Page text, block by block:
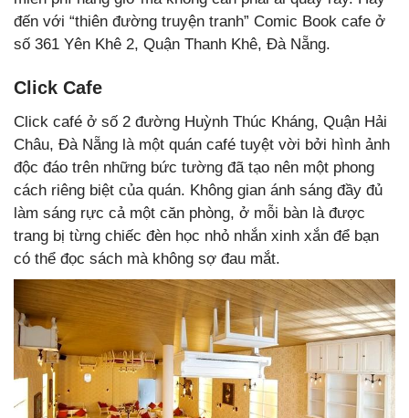
đến với “thiên đường truyện tranh” Comic Book cafe ở
số 361 Yên Khê 2, Quận Thanh Khê, Đà Nẵng.
Click Cafe
Click café ở số 2 đường Huỳnh Thúc Kháng, Quận Hải
Châu, Đà Nẵng là một quán café tuyệt vời bởi hình ảnh
độc đáo trên những bức tường đã tạo nên một phong
cách riêng biệt của quán. Không gian ánh sáng đầy đủ
làm sáng rực cả một căn phòng, ở mỗi bàn là được
trang bị từng chiếc đèn học nhỏ nhắn xinh xắn để bạn
có thể đọc sách mà không sợ đau mắt.